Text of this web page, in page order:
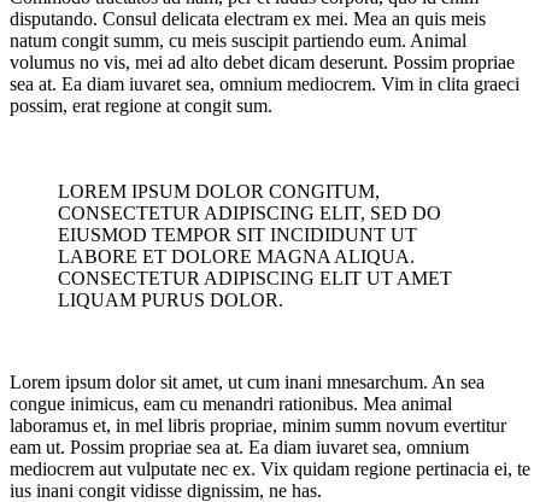
disputando. Consul delicata electram ex mei. Mea an quis meis
natum congit summ, cu meis suscipit partiendo eum. Animal
volumus no vis, mei ad alto debet dicam deserunt. Possim propriae
sea at. Ea diam iuvaret sea, omnium mediocrem. Vim in clita graeci
possim, erat regione at congit sum.
LOREM IPSUM DOLOR CONGITUM,
CONSECTETUR ADIPISCING ELIT, SED DO
EIUSMOD TEMPOR SIT INCIDIDUNT UT
LABORE ET DOLORE MAGNA ALIQUA.
CONSECTETUR ADIPISCING ELIT UT AMET
LIQUAM PURUS DOLOR.
Lorem ipsum dolor sit amet, ut cum inani mnesarchum. An sea
congue inimicus, eam cu menandri rationibus. Mea animal
laboramus et, in mel libris propriae, minim summ novum evertitur
eam ut. Possim propriae sea at. Ea diam iuvaret sea, omnium
mediocrem aut vulputate nec ex. Vix quidam regione pertinacia ei, te
ius inani congit vidisse dignissim, ne has.